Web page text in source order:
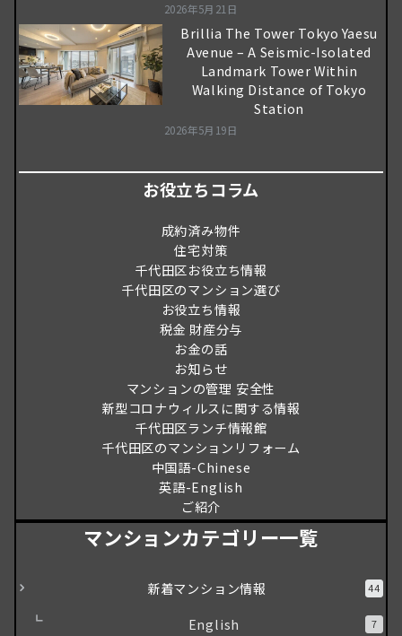
2026年5月21日
Brillia The Tower Tokyo Yaesu
Avenue – A Seismic-Isolated
Landmark Tower Within
Walking Distance of Tokyo
Station
2026年5月19日
お役立ちコラム
成約済み物件
住宅対策
千代田区お役立ち情報
千代田区のマンション選び
お役立ち情報
税金 財産分与
お金の話
お知らせ
マンションの管理 安全性
新型コロナウィルスに関する情報
千代田区ランチ情報館
千代田区のマンションリフォーム
中国語-Chinese
英語-English
ご紹介
マンションカテゴリー一覧
新着マンション情報 44
English 7